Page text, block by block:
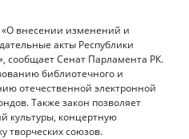
внесении изменений и
акты Республики
сообщает Сенат Парламента РК.
библиотечного и
отечественной электронной
Также закон позволяет
культуры, концертную
творческих союзов.